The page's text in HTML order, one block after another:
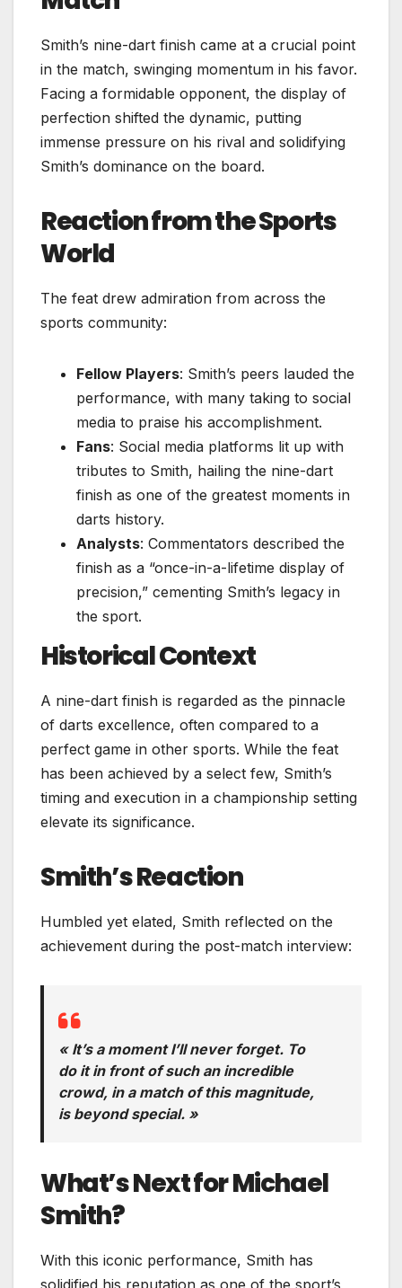
Smith’s nine-dart finish came at a crucial point
in the match, swinging momentum in his favor.
Facing a formidable opponent, the display of
perfection shifted the dynamic, putting
immense pressure on his rival and solidifying
Smith’s dominance on the board.
Reaction from the Sports
World
The feat drew admiration from across the
sports community:
Fellow Players: Smith’s peers lauded the
performance, with many taking to social
media to praise his accomplishment.
Fans: Social media platforms lit up with
tributes to Smith, hailing the nine-dart
finish as one of the greatest moments in
darts history.
Analysts: Commentators described the
finish as a “once-in-a-lifetime display of
precision,” cementing Smith’s legacy in
the sport.
Historical Context
A nine-dart finish is regarded as the pinnacle
of darts excellence, often compared to a
perfect game in other sports. While the feat
has been achieved by a select few, Smith’s
timing and execution in a championship setting
elevate its significance.
Smith’s Reaction
Humbled yet elated, Smith reflected on the
achievement during the post-match interview:
« It’s a moment I’ll never forget. To
do it in front of such an incredible
crowd, in a match of this magnitude,
is beyond special. »
What’s Next for Michael
Smith?
With this iconic performance, Smith has
solidified his reputation as one of the sport’s